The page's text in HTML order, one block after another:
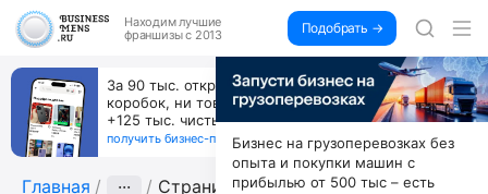
Находим лучшие
франшизы с 2013
Подобрать →
За 90 тыс. открой магазин на Авито, дома ни
коробок, ни товара, ни склада, зато каждый месяц
+125 тыс. чистыми
получить бизнес-план ↓
Главная ··· Страница 9
Бизнес на грузоперевозках без
опыта и покупки машин с
прибылью от 500 тыс – есть